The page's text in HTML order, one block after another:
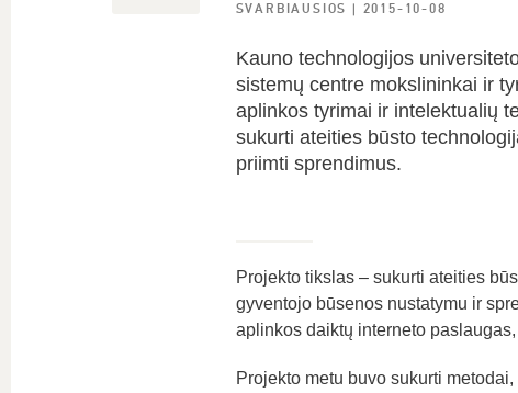
SVARBIAUSIOS | 2015-10-08
Kauno technologijos
sistemų centre mokslininkai ir
aplinkos tyrimai ir intelektualių
sukurti ateities būsto
priimti sprendimus.
Projekto tikslas – sukurti ateities
gyventojo būsenos nustatymu ir
aplinkos daiktų interneto
Projekto metu buvo sukurti